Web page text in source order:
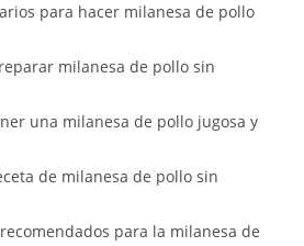
para hacer milanesa de pollo
milanesa de pollo sin
una milanesa de pollo jugosa y
de milanesa de pollo sin
para la milanesa de